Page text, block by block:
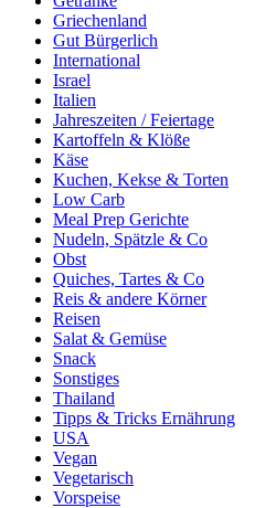
Griechenland
Gut Bürgerlich
International
Israel
Italien
Jahreszeiten / Feiertage
Kartoffeln & Klöße
Käse
Kuchen, Kekse & Torten
Low Carb
Meal Prep Gerichte
Nudeln, Spätzle & Co
Obst
Quiches, Tartes & Co
Reis & andere Körner
Reisen
Salat & Gemüse
Snack
Sonstiges
Thailand
Tipps & Tricks Ernährung
USA
Vegan
Vegetarisch
Vorspeise